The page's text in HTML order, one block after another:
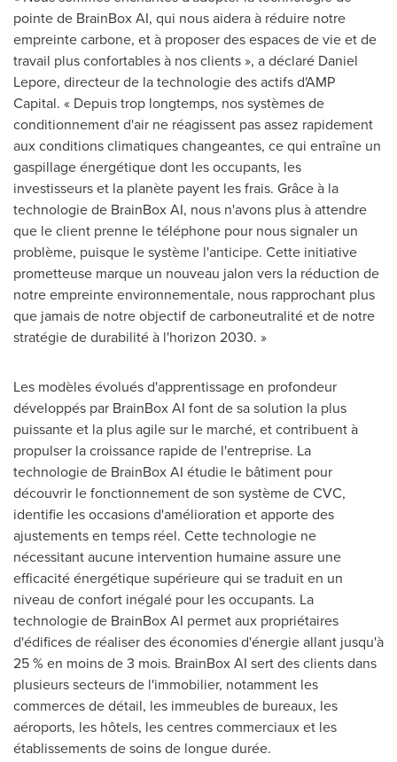
pointe de BrainBox AI, qui nous aidera à réduire notre
empreinte carbone, et à proposer des espaces de vie et de
travail plus confortables à nos clients », a déclaré Daniel
Lepore, directeur de la technologie des actifs d'AMP
Capital. « Depuis trop longtemps, nos systèmes de
conditionnement d'air ne réagissent pas assez rapidement
aux conditions climatiques changeantes, ce qui entraîne un
gaspillage énergétique dont les occupants, les
investisseurs et la planète payent les frais. Grâce à la
technologie de BrainBox AI, nous n'avons plus à attendre
que le client prenne le téléphone pour nous signaler un
problème, puisque le système l'anticipe. Cette initiative
prometteuse marque un nouveau jalon vers la réduction de
notre empreinte environnementale, nous rapprochant plus
que jamais de notre objectif de carboneutralité et de notre
stratégie de durabilité à l'horizon 2030. »
Les modèles évolués d'apprentissage en profondeur
développés par BrainBox AI font de sa solution la plus
puissante et la plus agile sur le marché, et contribuent à
propulser la croissance rapide de l'entreprise. La
technologie de BrainBox AI étudie le bâtiment pour
découvrir le fonctionnement de son système de CVC,
identifie les occasions d'amélioration et apporte des
ajustements en temps réel. Cette technologie ne
nécessitant aucune intervention humaine assure une
efficacité énergétique supérieure qui se traduit en un
niveau de confort inégalé pour les occupants. La
technologie de BrainBox AI permet aux propriétaires
d'édifices de réaliser des économies d'énergie allant jusqu'à
25 % en moins de 3 mois. BrainBox AI sert des clients dans
plusieurs secteurs de l'immobilier, notamment les
commerces de détail, les immeubles de bureaux, les
aéroports, les hôtels, les centres commerciaux et les
établissements de soins de longue durée.